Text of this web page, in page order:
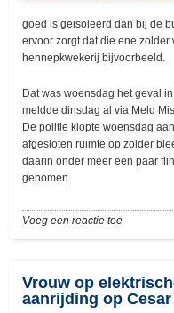
goed is geisoleerd dan bij de
ervoor zorgt dat die ene
hennepkwekerij bijvoorbeeld.
Dat was woensdag het geval
meldde dinsdag al via Meld
De politie klopte woensdag
afgesloten ruimte op zolder
daarin onder meer een paar
genomen.
Voeg een reactie toe
Vrouw op
aanrijding op